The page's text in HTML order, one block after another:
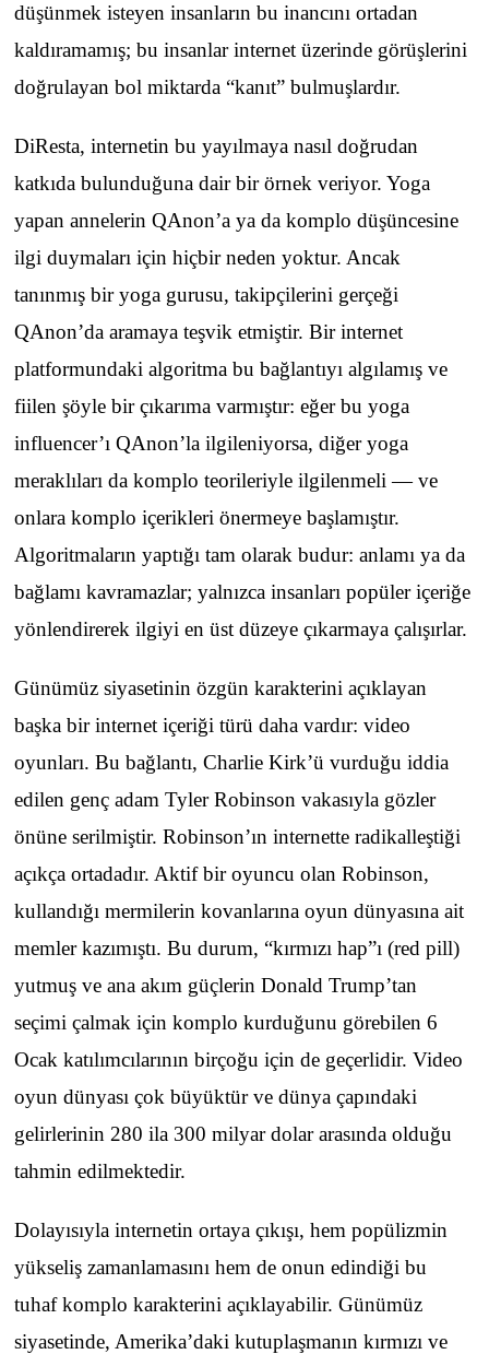
düşünmek isteyen insanların bu inancını ortadan
kaldıramamış; bu insanlar internet üzerinde görüşlerini
doğrulayan bol miktarda “kanıt” bulmuşlardır.
DiResta, internetin bu yayılmaya nasıl doğrudan
katkıda bulunduğuna dair bir örnek veriyor. Yoga
yapan annelerin QAnon’a ya da komplo düşüncesine
ilgi duymaları için hiçbir neden yoktur. Ancak
tanınmış bir yoga gurusu, takipçilerini gerçeği
QAnon’da aramaya teşvik etmiştir. Bir internet
platformundaki algoritma bu bağlantıyı algılamış ve
fiilen şöyle bir çıkarıma varmıştır: eğer bu yoga
influencer’ı QAnon’la ilgileniyorsa, diğer yoga
meraklıları da komplo teorileriyle ilgilenmeli — ve
onlara komplo içerikleri önermeye başlamıştır.
Algoritmaların yaptığı tam olarak budur: anlamı ya da
bağlamı kavramazlar; yalnızca insanları popüler içeriğe
yönlendirerek ilgiyi en üst düzeye çıkarmaya çalışırlar.
Günümüz siyasetinin özgün karakterini açıklayan
başka bir internet içeriği türü daha vardır: video
oyunları. Bu bağlantı, Charlie Kirk’ü vurduğu iddia
edilen genç adam Tyler Robinson vakasıyla gözler
önüne serilmiştir. Robinson’ın internette radikalleştiği
açıkça ortadadır. Aktif bir oyuncu olan Robinson,
kullandığı mermilerin kovanlarına oyun dünyasına ait
memler kazımıştı. Bu durum, “kırmızı hap”ı (red pill)
yutmuş ve ana akım güçlerin Donald Trump’tan
seçimi çalmak için komplo kurduğunu görebilen 6
Ocak katılımcılarının birçoğu için de geçerlidir. Video
oyun dünyası çok büyüktür ve dünya çapındaki
gelirlerinin 280 ila 300 milyar dolar arasında olduğu
tahmin edilmektedir.
Dolayısıyla internetin ortaya çıkışı, hem popülizmin
yükseliş zamanlamasını hem de onun edindiği bu
tuhaf komplo karakterini açıklayabilir. Günümüz
siyasetinde, Amerika’daki kutuplaşmanın kırmızı ve